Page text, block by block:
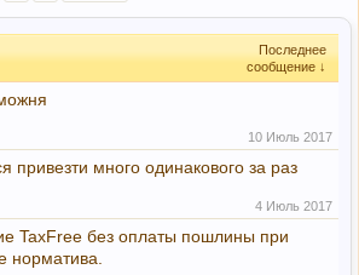
Последнее
сообщение ↓
10 Июль 2017
привезти много одинакового за раз
4 Июль 2017
TaxFree без оплаты пошлины при
норматива.